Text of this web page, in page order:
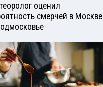
оценил
смерчей в Москве